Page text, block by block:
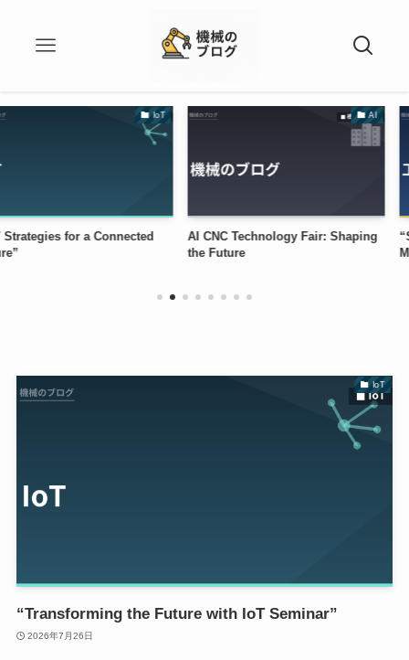
for a Connected
AI CNC Technology Fair: Shaping
“Seminar
Machine
IoT
“Transforming the Future with IoT Seminar”
2026年7月26日